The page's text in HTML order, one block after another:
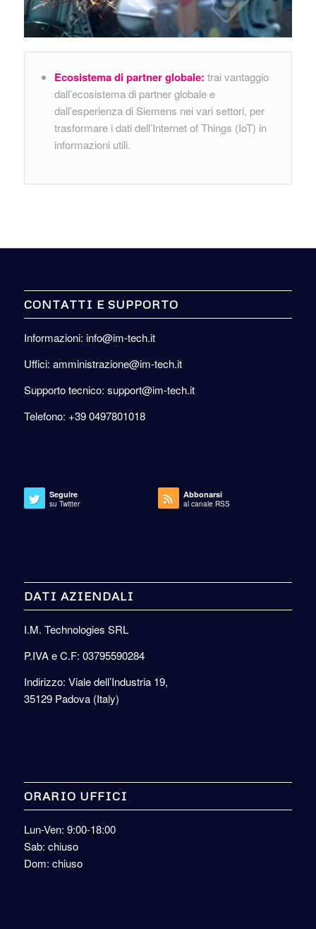
Ecosistema di partner globale: trai vantaggio
dall’ecosistema di partner globale e
dall’esperienza di Siemens nei vari settori, per
trasformare i dati dell’Internet of Things (IoT) in
informazioni utili.
CONTATTI E SUPPORTO
Informazioni: info@im-tech.it
Uffici: amministrazione@im-tech.it
Supporto tecnico: support@im-tech.it
Telefono: +39 0497801018
Seguire
su Twitter
Abbonarsi
al canale RSS
DATI AZIENDALI
I.M. Technologies SRL
P.IVA e C.F: 03795590284
Indirizzo: Viale dell’Industria 19,
35129 Padova (Italy)
ORARIO UFFICI
Lun-Ven: 9:00-18:00
Sab: chiuso
Dom: chiuso